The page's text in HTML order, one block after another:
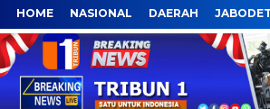
HOME NASIONAL DAERAH